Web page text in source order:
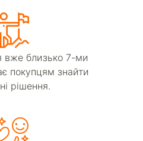
вже близько 7-ми
покупцям знайти
рішення.